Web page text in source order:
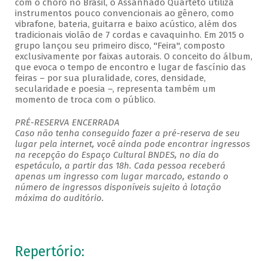
com o choro no Brasil, o Assanhado Quarteto utiliza
instrumentos pouco convencionais ao gênero, como
vibrafone, bateria, guitarra e baixo acústico, além dos
tradicionais violão de 7 cordas e cavaquinho. Em 2015 o
grupo lançou seu primeiro disco, "Feira", composto
exclusivamente por faixas autorais. O conceito do álbum,
que evoca o tempo de encontro e lugar de fascínio das
feiras – por sua pluralidade, cores, densidade,
secularidade e poesia –, representa também um
momento de troca com o público.
PRÉ-RESERVA ENCERRADA
Caso não tenha conseguido fazer a pré-reserva de seu
lugar pela internet, você ainda pode encontrar ingressos
na recepção do Espaço Cultural BNDES, no dia do
espetáculo, a partir das 18h. Cada pessoa receberá
apenas um ingresso com lugar marcado, estando o
número de ingressos disponíveis sujeito à lotação
máxima do auditório.
Repertório: